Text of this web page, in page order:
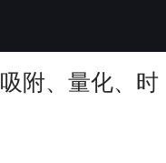
附、量化、时